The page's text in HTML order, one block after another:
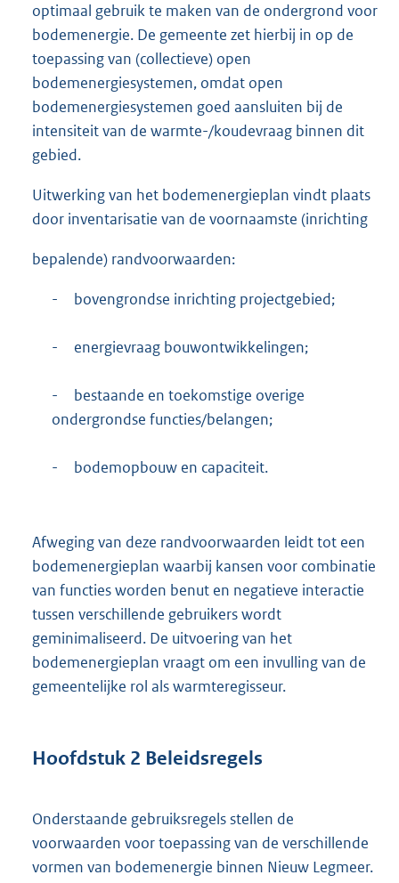
optimaal gebruik te maken van de ondergrond voor
bodemenergie. De gemeente zet hierbij in op de
toepassing van (collectieve) open
bodemenergiesystemen, omdat open
bodemenergiesystemen goed aansluiten bij de
intensiteit van de warmte-/koudevraag binnen dit
gebied.
Uitwerking van het bodemenergieplan vindt plaats
door inventarisatie van de voornaamste (inrichting
bepalende) randvoorwaarden:
- bovengrondse inrichting projectgebied;
- energievraag bouwontwikkelingen;
-
bestaande en toekomstige overige
ondergrondse functies/belangen;
- bodemopbouw en capaciteit.
Afweging van deze randvoorwaarden leidt tot een
bodemenergieplan waarbij kansen voor combinatie
van functies worden benut en negatieve interactie
tussen verschillende gebruikers wordt
geminimaliseerd. De uitvoering van het
bodemenergieplan vraagt om een invulling van de
gemeentelijke rol als warmteregisseur.
Hoofdstuk 2 Beleidsregels
Onderstaande gebruiksregels stellen de
voorwaarden voor toepassing van de verschillende
vormen van bodemenergie binnen Nieuw Legmeer.